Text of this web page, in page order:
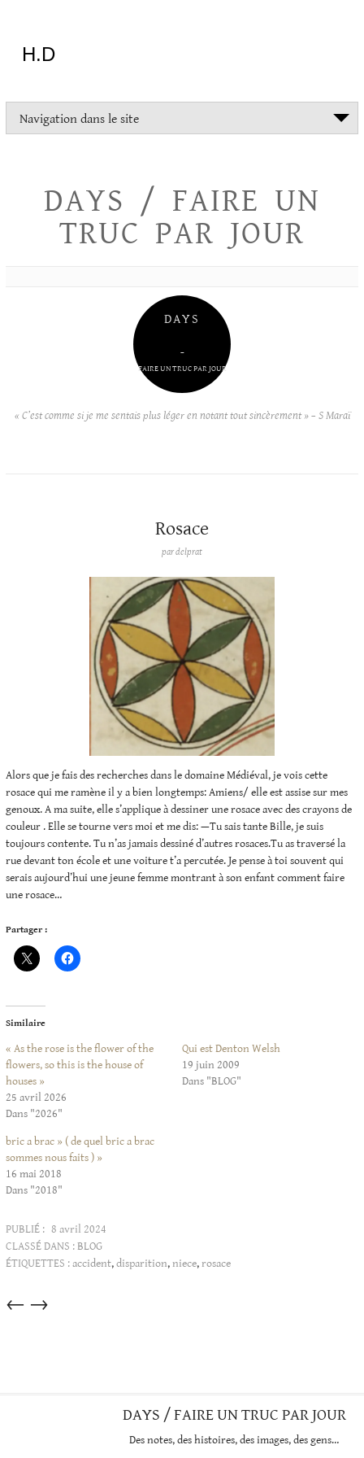
H.D
Navigation dans le site
DAYS / FAIRE UN
TRUC PAR JOUR
DAYS
–
FAIRE UN TRUC PAR JOUR
« C’est comme si je me sentais plus léger en notant tout sincèrement » – S Maraï
Rosace
pardelprat
Alors que je fais des recherches dans le domaine Médiéval, je vois cette
rosace qui me ramène il y a bien longtemps: Amiens/ elle est assise sur mes
genoux. A ma suite, elle s’applique à dessiner une rosace avec des crayons de
couleur . Elle se tourne vers moi et me dis: —Tu sais tante Bille, je suis
toujours contente. Tu n’as jamais dessiné d’autres rosaces.Tu as traversé la
rue devant ton école et une voiture t’a percutée. Je pense à toi souvent qui
serais aujourd’hui une jeune femme montrant à son enfant comment faire
une rosace…
Partager :
Similaire
« As the rose is the flower of the
flowers, so this is the house of
houses »
25 avril 2026
Dans "2026"
Qui est Denton Welsh
19 juin 2009
Dans "BLOG"
bric a brac » ( de quel bric a brac
sommes nous faits ) »
16 mai 2018
Dans "2018"
PUBLIÉ : 8 avril 2024
CLASSÉ DANS :BLOG
ÉTIQUETTES :accident,disparition,niece,rosace
Articles
→
←
DAYS / FAIRE UN TRUC PAR JOUR
Des notes, des histoires, des images, des gens…